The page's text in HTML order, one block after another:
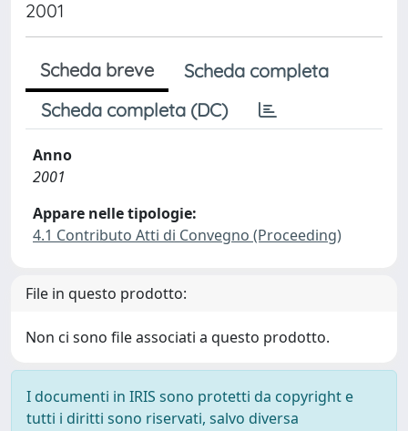
2001
Scheda breve
Scheda completa
Scheda completa (DC)
Anno
2001
Appare nelle tipologie:
4.1 Contributo Atti di Convegno (Proceeding)
File in questo prodotto:
Non ci sono file associati a questo prodotto.
I documenti in IRIS sono protetti da copyright e
tutti i diritti sono riservati, salvo diversa